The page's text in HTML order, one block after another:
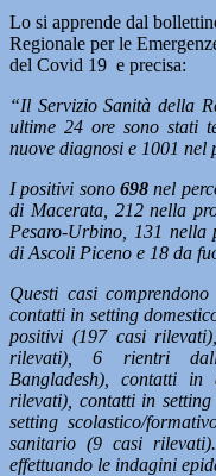
Lo si apprende dal
Regionale per le
del Covid 19 e precisa:
“Il Servizio Sanità della
ultime 24 ore sono stati
nuove diagnosi e 1001 nel
I positivi sono 698nel
di Macerata, 212 nella
Pesaro-Urbino, 131
di Ascoli Piceno e 18 da
Questi casi
contatti in setting
positivi (197 casi
rilevati), 6 rientri
Bangladesh), contatti
rilevati), contatti in
setting scolastico/
sanitario (9 casi
effettuando le indagini